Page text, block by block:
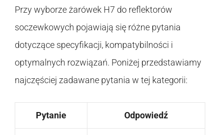
Przy wyborze żarówek H7 do reflektorów
soczewkowych pojawiają się różne pytania
dotyczące specyfikacji, kompatybilności i
optymalnych rozwiązań. Poniżej przedstawiamy
najczęściej zadawane pytania w tej kategorii:
Pytanie Odpowiedź